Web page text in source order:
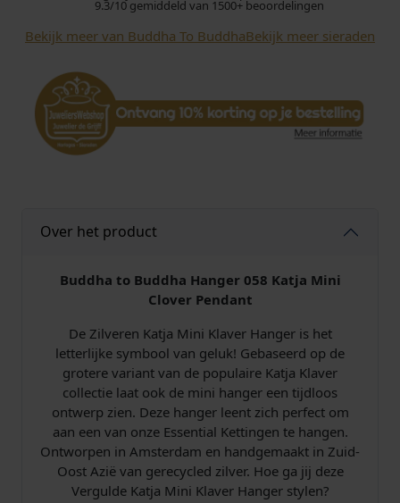
d
H
a
5
K
j
a
M
i
n
i
C
l
o
9.3/10 gemiddeld van 1500+ beoordelingen
Bekijk meer van Buddha To BuddhaBekijk meer sieraden
Over het product
Buddha to Buddha Hanger 058 Katja Mini
Clover Pendant
De Zilveren Katja Mini Klaver Hanger is het
letterlijke symbool van geluk! Gebaseerd op de
grotere variant van de populaire Katja Klaver
collectie laat ook de mini hanger een tijdloos
ontwerp zien. Deze hanger leent zich perfect om
aan een van onze Essential Kettingen te hangen.
Ontworpen in Amsterdam en handgemaakt in Zuid-
Oost Azië van gerecycled zilver. Hoe ga jij deze
Vergulde Katja Mini Klaver Hanger stylen?